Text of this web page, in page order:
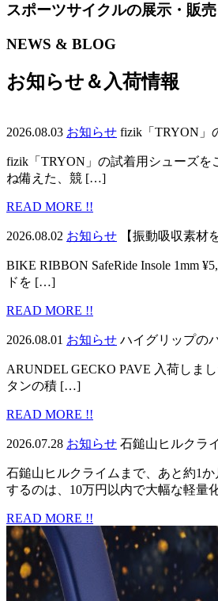
スポーツサイクルの展示・販売
NEWS & BLOG
お知らせ＆入荷情報
2026.08.03 お知らせ fizik「TRYON」
fizik「TRYON」の試着用シューズを
ね備えた、競 […]
READ MORE !!
2026.08.02 お知らせ 【振動吸収素材
BIKE RIBBON SafeRide Insole 1mm
ドを […]
READ MORE !!
2026.08.01 お知らせ ハイグリップの
ARUNDEL GECKO PAVE 入荷しま
タンの積 […]
READ MORE !!
2026.07.28 お知らせ 石鎚山ヒルクラ
石鎚山ヒルクライムまで、あと約1
するのは、10万円以内で大幅な軽量
READ MORE !!